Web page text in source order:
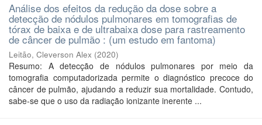
Análise dos efeitos da redução da dose sobre a
detecção de nódulos pulmonares em tomografias de
tórax de baixa e de ultrabaixa dose para rastreamento
de câncer de pulmão : (um estudo em fantoma)
Leitão, Cleverson Alex (2020)
Resumo: A detecção de nódulos pulmonares por meio da
tomografia computadorizada permite o diagnóstico precoce do
câncer de pulmão, ajudando a reduzir sua mortalidade. Contudo,
sabe-se que o uso da radiação ionizante inerente ...